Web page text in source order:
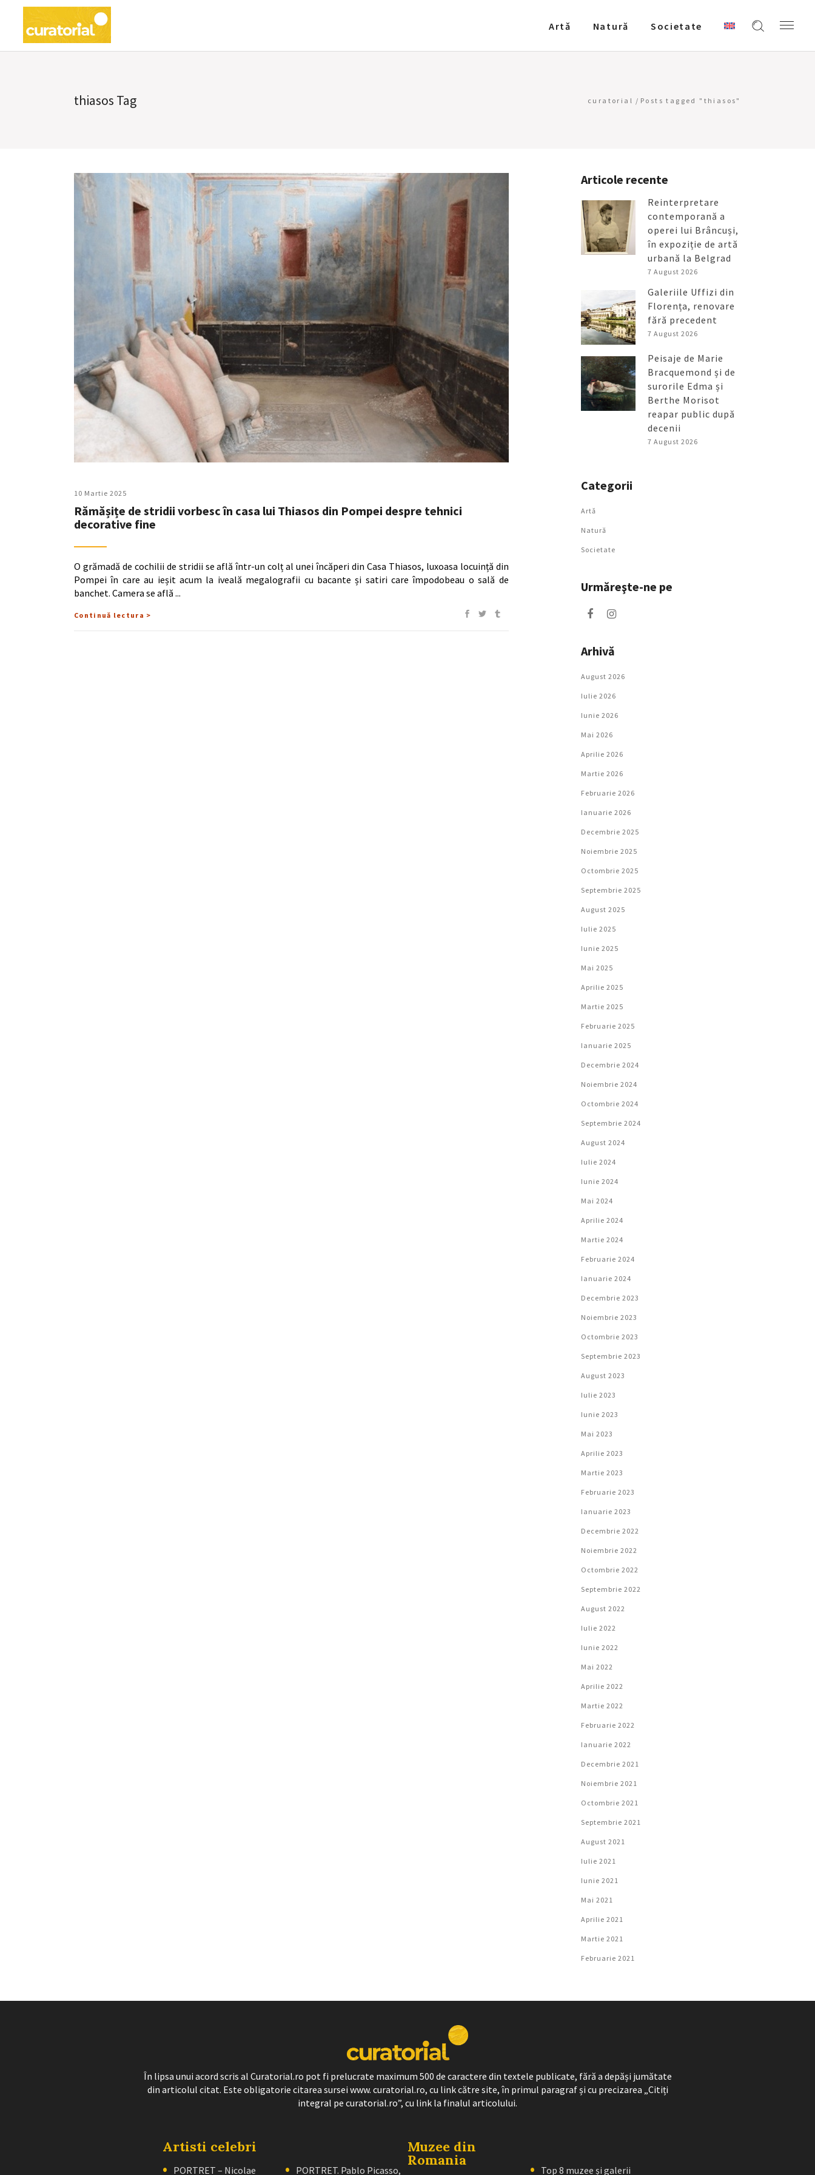
Artǎ Natură Societate
thiasos Tag curatorial / Posts tagged "thiasos"
10 Martie 2025
Rămășițe de stridii vorbesc în casa lui Thiasos din Pompei despre tehnici
decorative fine
O grămadă de cochilii de stridii se află într-un colț al unei încăperi din Casa Thiasos, luxoasa locuință din
Pompei în care au ieșit acum la iveală megalografii cu bacante și satiri care împodobeau o sală de
banchet. Camera se află
Continuă lectura >
Articole recente
Reinterpretare
contemporană a
operei lui Brâncuși,
în expoziție de artă
urbană la Belgrad
7 August 2026
Galeriile Uffizi din
Florența, renovare
fără precedent
7 August 2026
Peisaje de Marie
Bracquemond și de
surorile Edma și
Berthe Morisot
reapar public după
decenii
7 August 2026
Categorii
Artǎ
Natură
Societate
Urmăreşte-ne pe
Arhivă
August 2026
Iulie 2026
Iunie 2026
Mai 2026
Aprilie 2026
Martie 2026
Februarie 2026
Ianuarie 2026
Decembrie 2025
Noiembrie 2025
Octombrie 2025
Septembrie 2025
August 2025
Iulie 2025
Iunie 2025
Mai 2025
Aprilie 2025
Martie 2025
Februarie 2025
Ianuarie 2025
Decembrie 2024
Noiembrie 2024
Octombrie 2024
Septembrie 2024
August 2024
Iulie 2024
Iunie 2024
Mai 2024
Aprilie 2024
Martie 2024
Februarie 2024
Ianuarie 2024
Decembrie 2023
Noiembrie 2023
Octombrie 2023
Septembrie 2023
August 2023
Iulie 2023
Iunie 2023
Mai 2023
Aprilie 2023
Martie 2023
Februarie 2023
Ianuarie 2023
Decembrie 2022
Noiembrie 2022
Octombrie 2022
Septembrie 2022
August 2022
Iulie 2022
Iunie 2022
Mai 2022
Aprilie 2022
Martie 2022
Februarie 2022
Ianuarie 2022
Decembrie 2021
Noiembrie 2021
Octombrie 2021
Septembrie 2021
August 2021
Iulie 2021
Iunie 2021
Mai 2021
Aprilie 2021
Martie 2021
Februarie 2021
În lipsa unui acord scris al Curatorial.ro pot fi prelucrate maximum 500 de caractere din textele publicate, fără a depăși jumătate
din articolul citat. Este obligatorie citarea sursei www. curatorial.ro, cu link către site, în primul paragraf și cu precizarea „Citiți
integral pe curatorial.ro”, cu link la finalul articolului.
Artisti celebri
PORTRET – Nicolae PORTRET. Pablo Picasso,
Muzee din
Romania
Top 8 muzee și galerii